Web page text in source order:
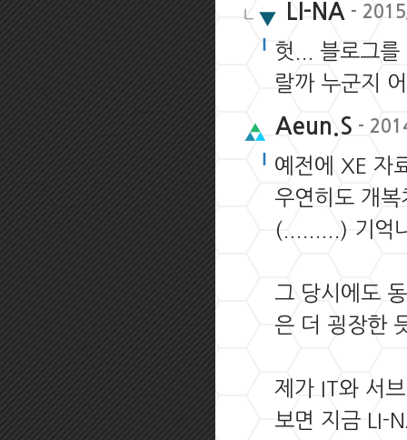
LI-NA -
헛... 블로그
랄까 누군지
Aeun.S -
예전에 XE 자
우연히도 개
(.........) 기억
그 당시에도
은 더 굉장한
제가 IT와 서
보면 지금 LI-